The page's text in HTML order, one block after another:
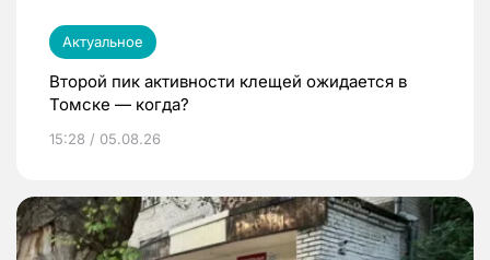
Актуальное
Второй пик активности клещей ожидается в
Томске — когда?
15:28 / 05.08.26